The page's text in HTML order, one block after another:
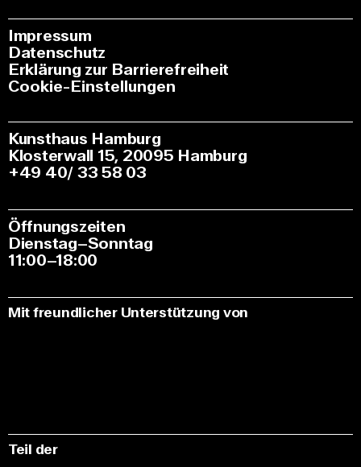
Impressum
Datenschutz
Erklärung zur Barrierefreiheit
Cookie-Einstellungen
Kunsthaus Hamburg
Klosterwall 15, 20095 Hamburg
+49 40/ 33 58 03
Öffnungszeiten
Dienstag–Sonntag
11:00–18:00
Mit freundlicher Unterstützung von
Teil der